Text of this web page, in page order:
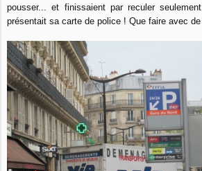
pousser... et finissaient par reculer
présentait sa carte de police ! Que faire avec